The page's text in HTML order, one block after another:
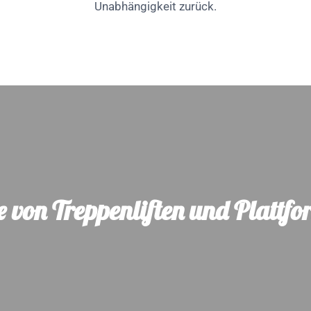
Unabhängigkeit zurück.
von Treppenliften und